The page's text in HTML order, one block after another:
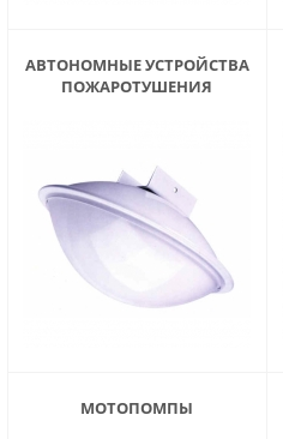
АВТОНОМНЫЕ УСТРОЙСТВА
ПОЖАРОТУШЕНИЯ
МОТОПОМПЫ